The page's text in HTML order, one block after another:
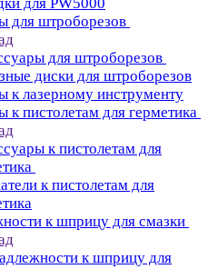
для штроборезов
для штроборезов
диски для штроборезов
к лазерному инструменту
к пистолетам для герметика
к пистолетам для
к пистолетам для
к шприцу для смазки
к шприцу для